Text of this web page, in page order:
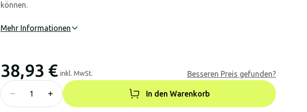
können.
Mehr Informationen
38,93 € inkl. MwSt. Besseren Preis gefunden?
In den Warenkorb